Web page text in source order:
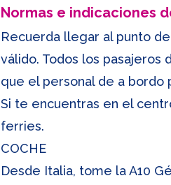
Normas e indicaciones
Recuerda llegar al punto
válido. Todos los
que el personal de a
Si te encuentras en el
ferries.
COCHE
Desde Italia, tome la A10